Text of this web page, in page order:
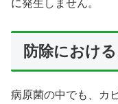
に発生しません。
防除におけ
病原菌の中でも、カ